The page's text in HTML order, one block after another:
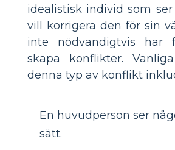
idealistisk individ som
vill korrigera den för sin
inte nödvändigtvis har
skapa konflikter.
denna typ av konflikt
En huvudperson ser
sätt.